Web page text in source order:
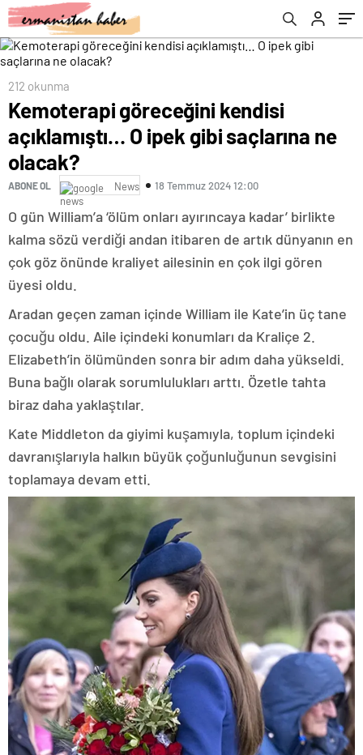
212 okunma
Kemoterapi göreceğini kendisi
açıklamıştı… O ipek gibi saçlarına ne
olacak?
ABONE OL News 18 Temmuz 2024 12:00
O gün William’a ‘ölüm onları ayırıncaya kadar’ birlikte
kalma sözü verdiği andan itibaren de artık dünyanın en
çok göz önünde kraliyet ailesinin en çok ilgi gören
üyesi oldu.
Aradan geçen zaman içinde William ile Kate’in üç tane
çocuğu oldu. Aile içindeki konumları da Kraliçe 2.
Elizabeth’in ölümünden sonra bir adım daha yükseldi.
Buna bağlı olarak sorumlulukları arttı. Özetle tahta
biraz daha yaklaştılar.
Kate Middleton da giyimi kuşamıyla, toplum içindeki
davranışlarıyla halkın büyük çoğunluğunun sevgisini
toplamaya devam etti.
onu kral yaptı… Kraliyet ailesinde yeni
fotoğraf krizi!
belli oldu!